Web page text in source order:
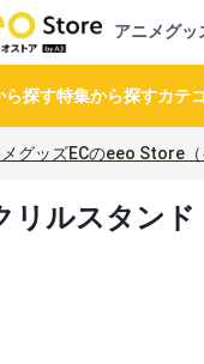
アニメグッ
ら探す特集から探すカテ
グッズECのeeo Store（
リルスタン